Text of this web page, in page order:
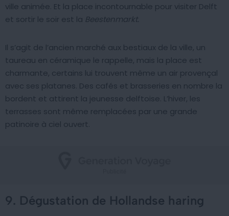
ville animée. Et la place incontournable pour visiter Delft
et sortir le soir est la Beestenmarkt.
Il s’agit de l’ancien marché aux bestiaux de la ville, un
taureau en céramique le rappelle, mais la place est
charmante, certains lui trouvent même un air provençal
avec ses platanes. Des cafés et brasseries en nombre la
bordent et attirent la jeunesse delftoise. L’hiver, les
terrasses sont même remplacées par une grande
patinoire à ciel ouvert.
9. Dégustation de Hollandse haring